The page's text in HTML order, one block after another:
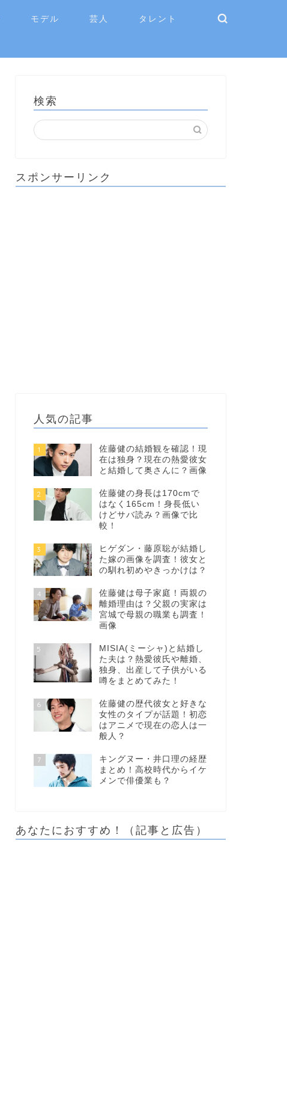
モデル 芸人 タレント
検索
スポンサーリンク
人気の記事
1
佐藤健の結婚観を確認！現
在は独身？現在の熱愛彼女
と結婚して奥さんに？画像
2
佐藤健の身長は170cmで
はなく165cm！身長低い
けどサバ読み？画像で比
較！
3
ヒゲダン・藤原聡が結婚し
た嫁の画像を調査！彼女と
の馴れ初めやきっかけは？
4
佐藤健は母子家庭！両親の
離婚理由は？父親の実家は
宮城で母親の職業も調査！
画像
5
MISIA(ミーシャ)と結婚し
た夫は？熱愛彼氏や離婚、
独身、出産して子供がいる
噂をまとめてみた！
6
佐藤健の歴代彼女と好きな
女性のタイプが話題！初恋
はアニメで現在の恋人は一
般人？
7
キングヌー・井口理の経歴
まとめ！高校時代からイケ
メンで俳優業も？
あなたにおすすめ！（記事と広告）